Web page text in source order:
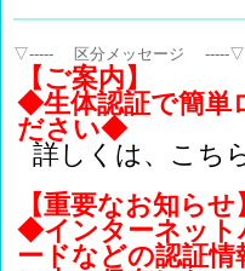
▽----- 区分メッセージ -----▽